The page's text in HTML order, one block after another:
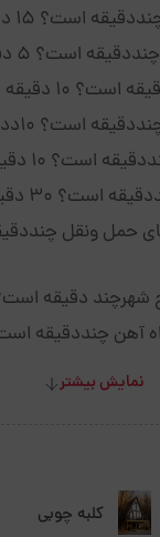
است؟ 15 دقیقه
است؟ 5 دقیقه
10 دقیقه
است؟ 10ددقیقه
است؟ 10 دقیقه
است؟ 30 دقیقه
دقیقه است؟15
چنددقیقه است ؟ 20
نمایش بیشتر
کلبه چوبی